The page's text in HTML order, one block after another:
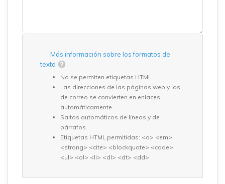
Más información sobre los formatos de
texto
No se permiten etiquetas HTML.
Las direcciones de las páginas web y las
de correo se convierten en enlaces
automáticamente.
Saltos automáticos de líneas y de
párrafos.
Etiquetas HTML permitidas: <a> <em>
<strong> <cite> <blockquote> <code>
<ul> <ol> <li> <dl> <dt> <dd>